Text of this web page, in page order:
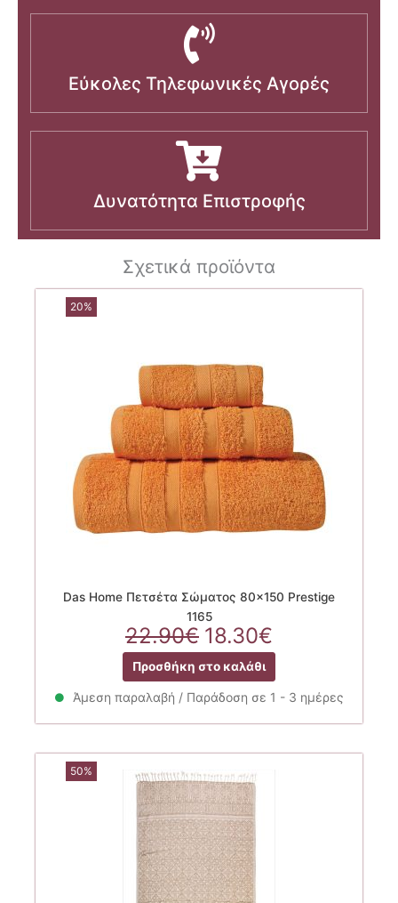
Εύκολες Τηλεφωνικές Αγορές
Δυνατότητα Επιστροφής
Σχετικά προϊόντα
20%
Das Home Πετσέτα Σώματος 80×150 Prestige
1165
22.90€ Original
price
was:
22.90€.
18.30€
τρέχουσα
τιμή
είναι:
18.30€.
Προσθήκη στο καλάθι
Άμεση παραλαβή / Παράδοση σε 1 - 3 ημέρες
50%